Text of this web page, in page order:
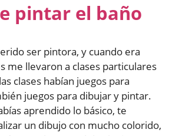
pintar el baño
ser pintora, y cuando era
me llevaron a clases particulares
clases habían juegos para
juegos para dibujar y pintar.
aprendido lo básico, te
un dibujo con mucho colorido,